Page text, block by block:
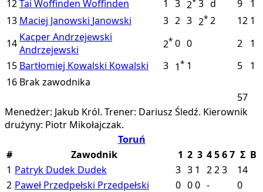
12Tai Woffinden Woffinden 1 3 2 3 d 9
1
13 Maciej Janowski Janowski 3 2 3 2* 2 12 1
14 Kacper Andrzejewski
Andrzejewski
2* 0 0 2
1
15 Bartłomiej Kowalski Kowalski 3 1* 1 5
1
16 Brak zawodnika
57
Menedżer: Jakub Król. Trener: Dariusz Śledź. Kierownik
drużyny: Piotr Mikołajczak.
Toruń
#
Zawodnik 1 2 3 4567 Σ B
1 Patryk Dudek Dudek 3 3 1 223
14
2 Paweł Przedpełski Przedpełski 0 00 -
0